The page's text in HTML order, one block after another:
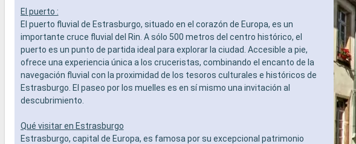
El puerto :
El puerto fluvial de Estrasburgo, situado en el corazón de Europa, es un
importante cruce fluvial del Rin. A sólo 500 metros del centro histórico, el
puerto es un punto de partida ideal para explorar la ciudad. Accesible a pie,
ofrece una experiencia única a los cruceristas, combinando el encanto de la
navegación fluvial con la proximidad de los tesoros culturales e históricos de
Estrasburgo. El paseo por los muelles es en sí mismo una invitación al
descubrimiento.
Qué visitar en Estrasburgo
Estrasburgo, capital de Europa, es famosa por su excepcional patrimonio